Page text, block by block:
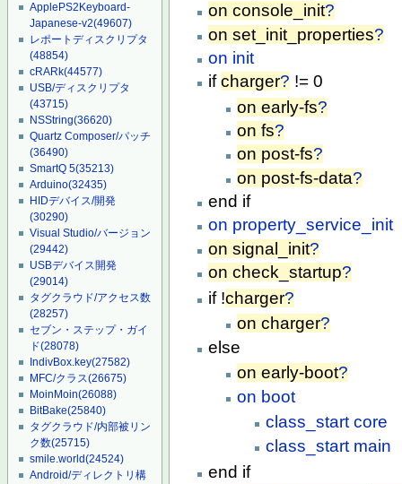
ApplePS2Keyboard-
Japanese-v2(49607)
レポートディスクリプタ
(48854)
cRARk(44577)
USB/ディスクリプタ
(43715)
NSString(36620)
Quartz Composer/パッチ
(36490)
SmartQ 5(35213)
Arduino(32435)
HIDデバイス/開発
(30290)
Visual Studio/バージョン
(29442)
USBデバイス開発
(29014)
タグクラウド/アクセス数
(28257)
セブン・ステップ・ガイ
ド(28078)
IndivBox.key(27582)
MFC/クラス(26675)
MoinMoin(26088)
BitBake(25840)
タグクラウド/内部被リン
ク数(25715)
smile.world(24524)
Android/ディレクトリ構
on console_init?
on set_init_properties?
on init
ifcharger? != 0
on early-fs?
on fs?
on post-fs?
on post-fs-data?
end if
on property_service_init
on signal_init?
on check_startup?
if !charger?
on charger?
else
on early-boot?
on boot
class_start core
class_start main
end if